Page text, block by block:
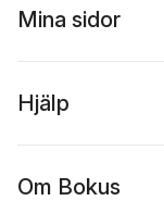
Mina sidor
Hjälp
Om Bokus